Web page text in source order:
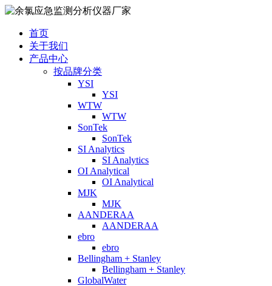
首页
关于我们
产品中心
按品牌分类
YSI
YSI
WTW
WTW
SonTek
SonTek
SI Analytics
SI Analytics
OI Analytical
OI Analytical
MJK
MJK
AANDERAA
AANDERAA
ebro
ebro
Bellingham + Stanley
Bellingham + Stanley
GlobalWater